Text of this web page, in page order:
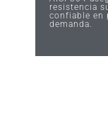
resistencia
confiable en
demanda.